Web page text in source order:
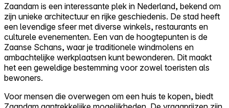
Zaandam is een interessante plek in Nederland, bekend om
zijn unieke architectuur en rijke geschiedenis. De stad heeft
een levendige sfeer met diverse winkels, restaurants en
culturele evenementen. Een van de hoogtepunten is de
Zaanse Schans, waar je traditionele windmolens en
ambachtelijke werkplaatsen kunt bewonderen. Dit maakt
het een geweldige bestemming voor zowel toeristen als
bewoners.
Voor mensen die overwegen om een huis te kopen, biedt